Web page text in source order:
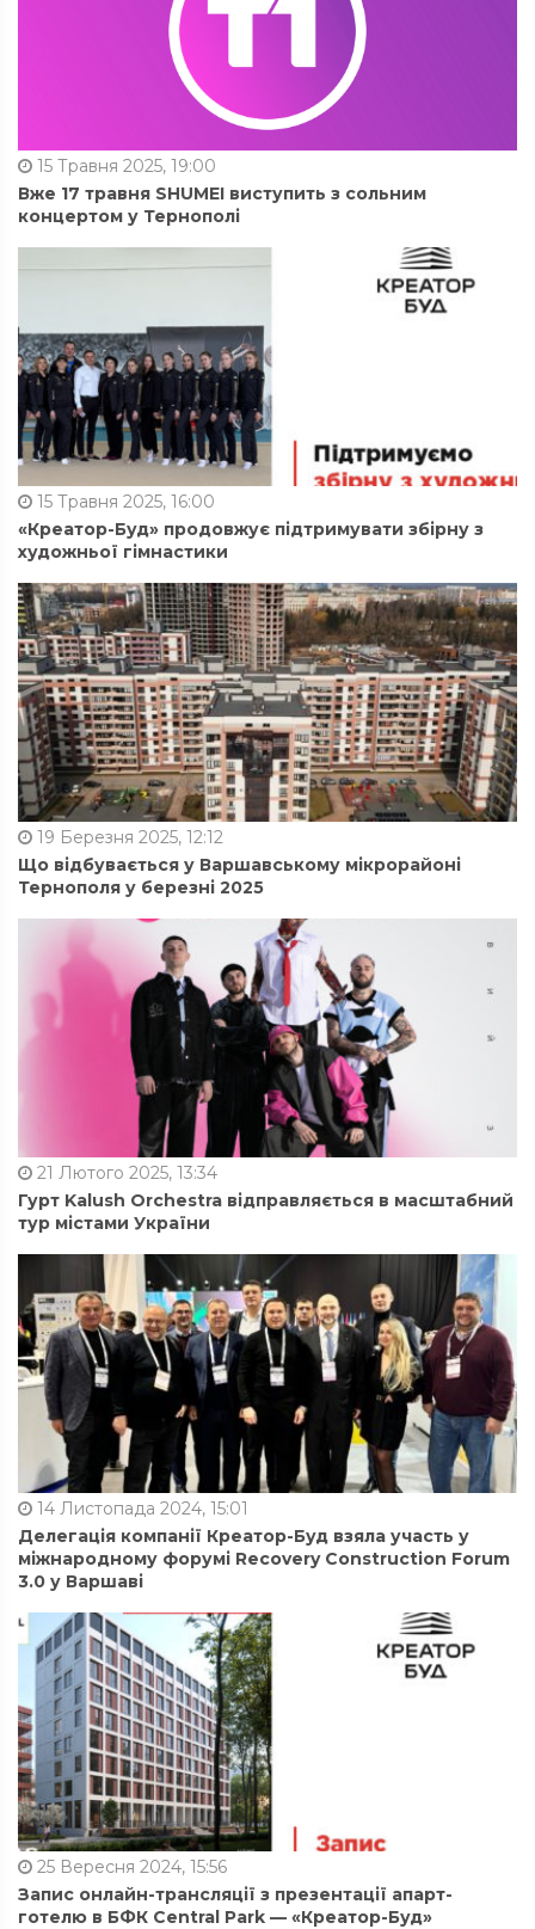
15 Травня 2025, 19:00
Вже 17 травня SHUMEI виступить з сольним
концертом у Тернополі
15 Травня 2025, 16:00
«Креатор-Буд» продовжує підтримувати збірну з
художньої гімнастики
19 Березня 2025, 12:12
Що відбувається у Варшавському мікрорайоні
Тернополя у березні 2025
21 Лютого 2025, 13:34
Гурт Kalush Orchestra відправляється в масштабний
тур містами України
14 Листопада 2024, 15:01
Делегація компанії Креатор-Буд взяла участь у
міжнародному форумі Recovery Construction Forum
3.0 у Варшаві
25 Вересня 2024, 15:56
Запис онлайн-трансляції з презентації апарт-
готелю в БФК Central Park — «Креатор-Буд»